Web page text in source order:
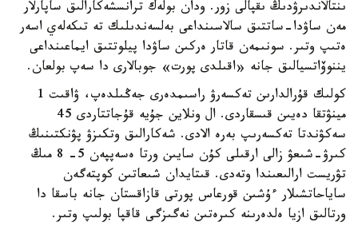
ىنتالاندىرۋدىڭ ىقپالى زور. ودان بولەك ترانسشەكارالىق ساپارلار
مەن ساۋدا-ساتتىق سالاسىنداعى بەلسەندىلىك تە تىكەلەي اسەر
ەتىپ وتىر. سونىمەن قاتار ەركىن ساۋدا پيلوتتىق ايماعىنداعى
يننوۆاتسيالىق جانە «اقىلدى پورت» جوبالارى دا سەپ بولعان.
كولىك قۇرالدارىن تەكسەرۋ راسىمدەرى جەڭىلدەپ، ۋاقىت 1
مينۋتقا دەيىن قىسقاردى. ال ونلاين جۇيە قۇجاتتاردى 45
سەكۋندتا تەكسەرىپ بەرە الادى. شەكارالىق وتكىزۋ پۋنكتىنىڭ
كىرۋ-شىعۋ زالى ارقىلى كۇن سايىن ورتا ەسەپپەن 5- 8 مىڭ
تۋريست ارالىعىندا وتەدى. قىتايدان شىعاتىن كوپتەگەن
ساياحاتشىلار ءۇشىن قورعاس پورتى قازاقستان جانە باسقا دا
ورتالىق ازيا ەلدەرىنە كىرەتىن نەگىزگى قاقپا بولىپ وتىر.